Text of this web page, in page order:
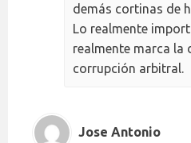
demás cortinas de
Lo realmente
realmente marca la
corrupción arbitral.
Jose Antonio